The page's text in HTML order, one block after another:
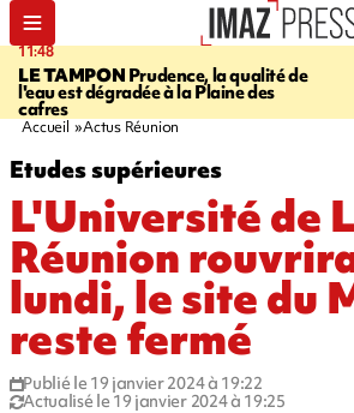
11:48
LE TAMPON Prudence, la qualité de
l'eau est dégradée à la Plaine des
cafres
Accueil Actus Réunion
Etudes supérieures
L'Université de
Réunion
lundi, le site du
reste fermé
Publié le 19 janvier 2024 à 19:22
Actualisé le 19 janvier 2024 à 19:25